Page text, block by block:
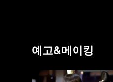
예고&메이킹